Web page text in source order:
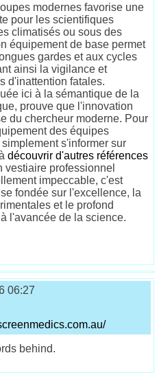
modernes favorise une
pour les scientifiques
climatisés ou sous des
équipement de base permet
gardes et aux cycles
ainsi la vigilance et
d'inattention fatales.
ici à la sémantique de la
prouve que l'innovation
du chercheur moderne. Pour
des équipes
s'informer sur
découvrir d'autres références
vestiaire professionnel
impeccable, c'est
fondée sur l'excellence, la
et le profond
l'avancée de la science.
06:27
behind.